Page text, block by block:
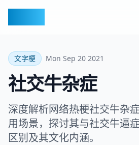
文字梗 Mon Sep 20 2021
社交牛杂症
深度解析网络热梗社交牛杂
用场景，探讨其与社交牛逼
区别及其文化内涵。